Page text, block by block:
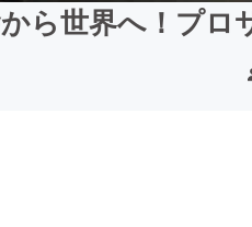
ら世界へ！プロ